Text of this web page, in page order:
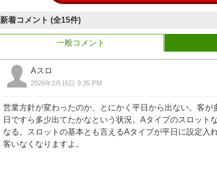
新着コメント (全15件)
一般コメント
Aスロ
2026年3月16日 9:35 PM
営業方針が変わったのか、とにかく平日から出ない。客が
日ですら多少出てたかなという状況。Aタイプのスロット
なる。スロットの基本とも言えるAタイプが平日に設定入
客いなくなりますよ。